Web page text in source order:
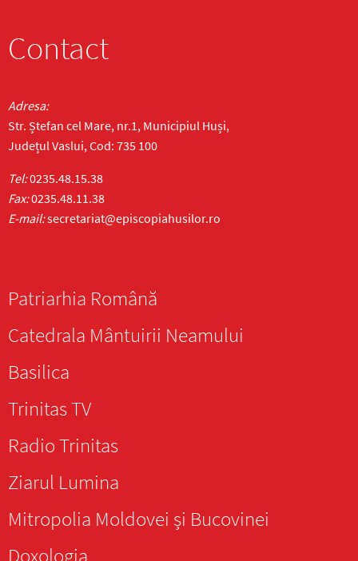
Contact
Adresa:
Str. Ștefan cel Mare, nr.1, Municipiul Huși,
Județul Vaslui, Cod: 735 100
Tel:0235.48.15.38
Fax:0235.48.11.38
E-mail:secretariat@episcopiahusilor.ro
Patriarhia Română
Catedrala Mântuirii Neamului
Basilica
Trinitas TV
Radio Trinitas
Ziarul Lumina
Mitropolia Moldovei și Bucovinei
Doxologia